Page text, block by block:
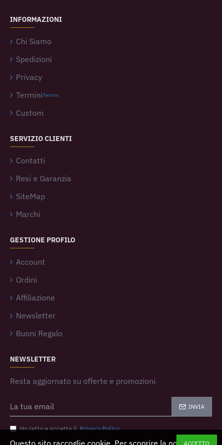
INFORMAZIONI
Chi Siamo
Spedizioni
Privacy
TerminiTermin
Custom
SERVIZIO CLIENTI
Contatti
Resi e Garanzia
SiteMap
Marchi
GESTIONE PROFILO
Account
Ordini
Affiliazione
Newsletter
Buoni Regalo
NEWSLETTER
Resta aggiornato su offerte e promozioni
INVIA
Ho letto e accetto ilPrivacy Policy
ACCETTO
Questo sito raccoglie cookie. Per scoprire la nostra